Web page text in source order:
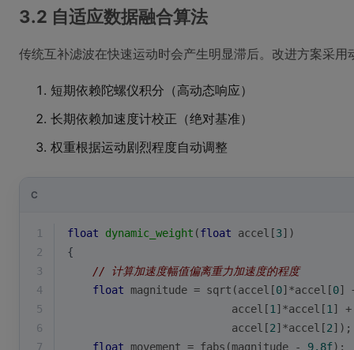
3.2 自适应数据融合算法
传统互补滤波在快速运动时会产生明显滞后。改进方案采用
短期依赖陀螺仪积分（高动态响应）
长期依赖加速度计校正（绝对基准）
权重根据运动剧烈程度自动调整
C
1 float dynamic_weight (float accel[3])
2
{
3
// 计算加速度幅值偏离重力加速度的程度
4
float magnitude = sqrt (accel[0]*accel[0]
5
                          accel[
1 ]*accel[1 ]
6
                          accel[
2]*accel[2]);
7
float movement = fabs (magnitude - 9.8f);